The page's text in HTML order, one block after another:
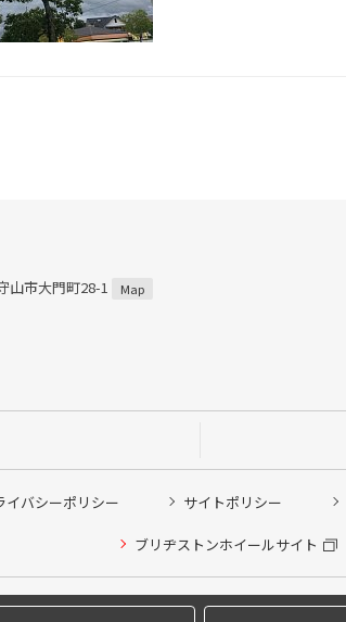
山市大門町28-1 Map
イバシーポリシー サイトポリシー
ブリヂストンホイールサイト
業の予約
ーク契約会員の方はこちらを選択ください
用いただけません